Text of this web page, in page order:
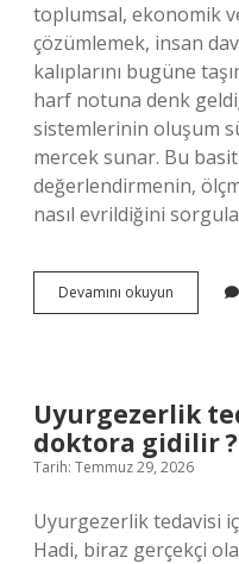
toplumsal, ekonomik
çözümlemek, insan
kalıplarını bugüne
harf notuna denk
sistemlerinin oluşum
mercek sunar. Bu
değerlendirmenin,
nasıl evrildiğini
Devamını okuyun
hangi
Uyurgezerlik
doktora gidilir ?
Tarih: Temmuz 29, 2026
Uyurgezerlik tedavisi
Hadi, biraz gerçekçi